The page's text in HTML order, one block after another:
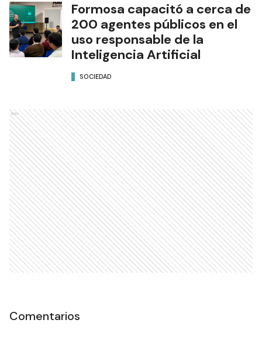
Formosa capacitó a cerca de
200 agentes públicos en el
uso responsable de la
Inteligencia Artificial
SOCIEDAD
Ads
Comentarios